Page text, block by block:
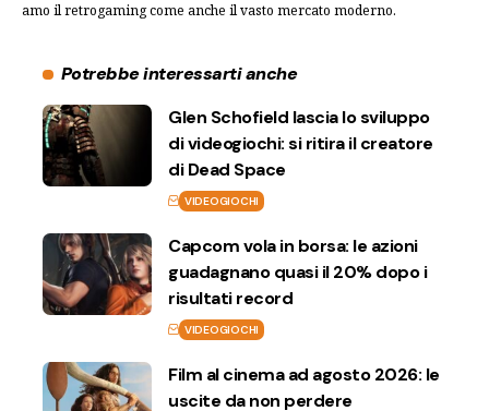
amo il retrogaming come anche il vasto mercato moderno.
Potrebbe interessarti anche
Glen Schofield lascia lo sviluppo
di videogiochi: si ritira il creatore
di Dead Space
VIDEOGIOCHI
Capcom vola in borsa: le azioni
guadagnano quasi il 20% dopo i
risultati record
VIDEOGIOCHI
Film al cinema ad agosto 2026: le
uscite da non perdere